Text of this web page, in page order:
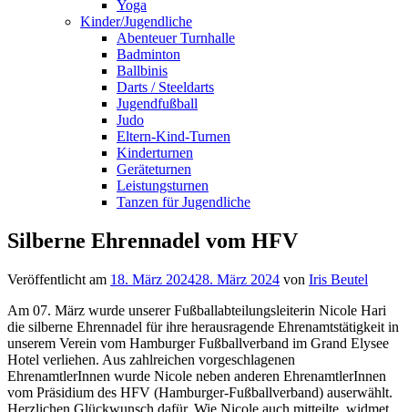
Yoga
Kinder/Jugendliche
Abenteuer Turnhalle
Badminton
Ballbinis
Darts / Steeldarts
Jugendfußball
Judo
Eltern-Kind-Turnen
Kinderturnen
Geräteturnen
Leistungsturnen
Tanzen für Jugendliche
Silberne Ehrennadel vom HFV
Veröffentlicht am 18. März 202428. März 2024 von Iris Beutel
Am 07. März wurde unserer Fußballabteilungsleiterin Nicole Hari
die silberne Ehrennadel für ihre herausragende Ehrenamtstätigkeit in
unserem Verein vom Hamburger Fußballverband im Grand Elysee
Hotel verliehen. Aus zahlreichen vorgeschlagenen
EhrenamtlerInnen wurde Nicole neben anderen EhrenamtlerInnen
vom Präsidium des HFV (Hamburger-Fußballverband) auserwählt.
Herzlichen Glückwunsch dafür. Wie Nicole auch mitteilte, widmet